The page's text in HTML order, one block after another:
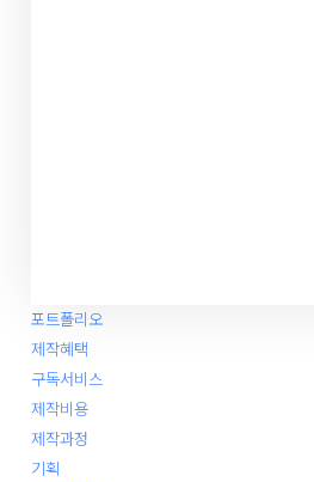
포트폴리오
제작혜택
구독서비스
제작비용
제작과정
기획